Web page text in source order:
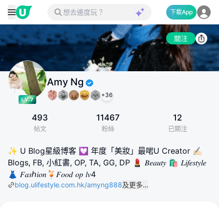
下載App
關注
Amy Ng
+36
493
帖文
11467
粉絲
12
已關注
✨ U Blog星級博客 💟 年度「美妝」最啱U Creator ✍🏻
Blogs, FB, 小紅書, OP, TA, GG, DP 💄 𝐵𝑒𝑎𝑢𝑡𝑦 🛍️ 𝐿𝑖𝑓𝑒𝑠𝑡𝑦𝑙𝑒
👗 𝐹𝑎𝑠ℎ𝑖𝑜𝑛🍹𝐹𝑜𝑜𝑑 𝑜𝑝 𝑙𝑣4
blog.ulifestyle.com.hk/amyng888及更多…